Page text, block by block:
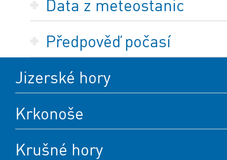
Data z meteostanic
Předpověď počasí
Jizerské hory
Krkonoše
Krušné hory